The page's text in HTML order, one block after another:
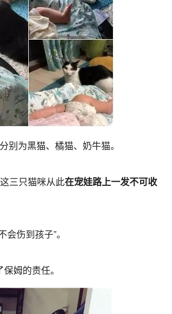
别为黑猫、橘猫、奶牛猫。
三只猫咪从此在宠娃路上一发不可收
伤到孩子”。
姆的责任。